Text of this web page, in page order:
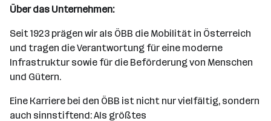
Über das Unternehmen:
Seit 1923 prägen wir als ÖBB die Mobilität in Österreich
und tragen die Verantwortung für eine moderne
Infrastruktur sowie für die Beförderung von Menschen
und Gütern.
Eine Karriere bei den ÖBB ist nicht nur vielfältig, sondern
auch sinnstiftend: Als größtes